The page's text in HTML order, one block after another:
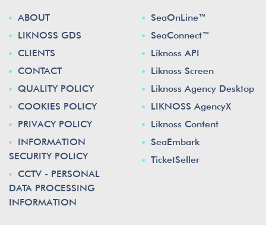
ABOUT
LIKNOSS GDS
CLIENTS
CONTACT
QUALITY POLICY
COOKIES POLICY
PRIVACY POLICY
INFORMATION
SECURITY POLICY
CCTV - PERSONAL
DATA PROCESSING
INFORMATION
SeaOnLine™
SeaConnect™
Liknoss API
Liknoss Screen
Liknoss Agency Desktop
LIKNOSS AgencyX
Liknoss Content
SeaEmbark
TicketSeller